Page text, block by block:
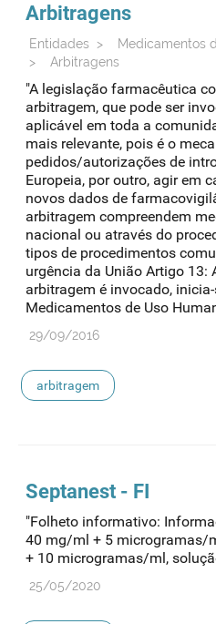
Arbitragens
Entidades > Medicamentos
>
Arbitragens
"A legislação farmacêutica
arbitragem, que pode ser
aplicável em toda a
mais relevante, pois é o
pedidos/autorizações de
Europeia, por outro, agir em
novos dados de
arbitragem compreendem
nacional ou através do
tipos de procedimentos
urgência da União Artigo 13:
arbitragem é invocado,
Medicamentos de Uso
29/09/2016
arbitragem
Septanest - FI
"Folheto informativo:
40 mg/ml + 5 microgramas/
+ 10 microgramas/ml,
25/05/2020